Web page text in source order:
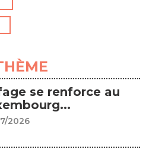
se renforce au
2026